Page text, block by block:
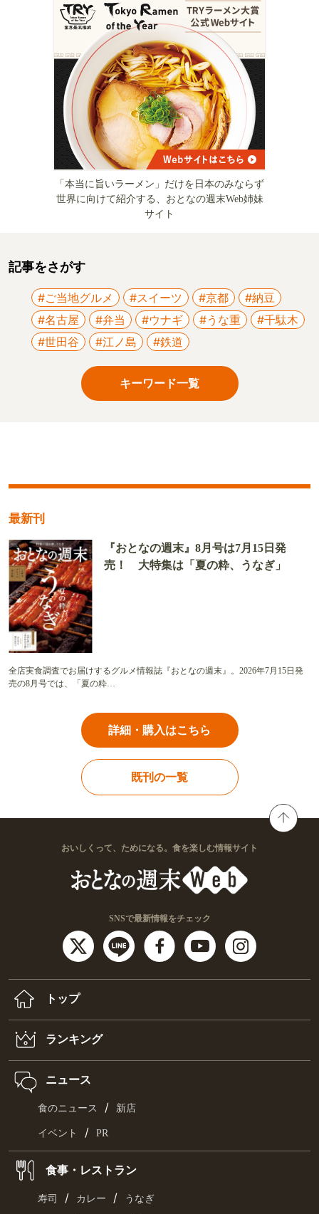
「本当に旨いラーメン」だけを日本のみならず
世界に向けて紹介する、おとなの週末Web姉妹
サイト
記事をさがす
#ご当地グルメ #スイーツ #京都
#納豆
#名古屋
#弁当 #ウナギ #うな重
#千駄木
#世田谷
#江ノ島 #鉄道
キーワード一覧
最新刊
『おとなの週末』8月号は7月15日発
売！ 大特集は「夏の粋、うなぎ」
全店実食調査でお届けするグルメ情報誌『おとなの週末』。2026年7月15日発
売の8月号では、「夏の粋…
詳細・購入はこちら
既刊の一覧
おいしくって、ためになる。食を楽しむ情報サイト
SNSで最新情報をチェック
トップ
ランキング
ニュース
食のニュース / 新店
イベント / PR
食事・レストラン
寿司 / カレー / うなぎ